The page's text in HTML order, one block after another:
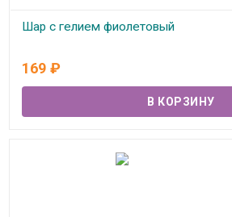
Шар с гелием фиолетовый
169 ₽